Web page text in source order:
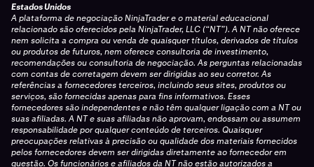
Estados Unidos
A plataforma de negociação NinjaTrader e o material educacional
relacionado são oferecidos pela NinjaTrader, LLC (“NT”). A NT não oferece
nem solicita a compra ou venda de quaisquer títulos, derivados de títulos
ou produtos de futuros, nem oferece consultoria de investimento,
recomendações ou consultoria de negociação. As perguntas relacionadas
com contas de corretagem devem ser dirigidas ao seu corretor. As
referências a fornecedores terceiros, incluindo seus sites, produtos ou
serviços, são fornecidas apenas para fins informativos. Esses
fornecedores são independentes e não têm qualquer ligação com a NT ou
suas afiliadas. A NT e suas afiliadas não aprovam, endossam ou assumem
responsabilidade por qualquer conteúdo de terceiros. Quaisquer
preocupações relativas à precisão ou qualidade dos materiais fornecidos
pelos fornecedores devem ser dirigidas diretamente ao fornecedor em
questão. Os funcionários e afiliados da NT não estão autorizados a